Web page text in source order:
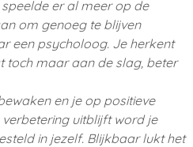
er al meer op de
om genoeg te blijven
een psycholoog. Je herkent
toch maar aan de slag, beter
en je op positieve
uitblijft word je
in jezelf. Blijkbaar lukt het